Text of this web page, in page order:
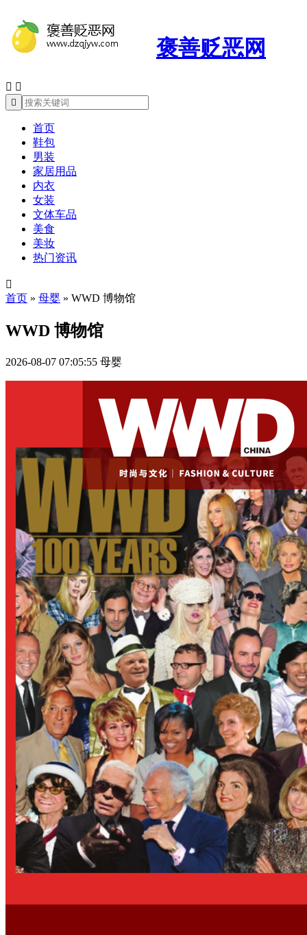
褒善贬恶网
 

首页
鞋包
男装
家居用品
内衣
女装
文体车品
美食
美妆
热门资讯

首页 » 母婴 » WWD 博物馆
WWD 博物馆
2026-08-07 07:05:55 母婴